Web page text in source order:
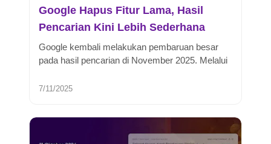
Google Hapus Fitur Lama, Hasil
Pencarian Kini Lebih Sederhana
Google kembali melakukan pembaruan besar
pada hasil pencarian di November 2025. Melalui
7/11/2025